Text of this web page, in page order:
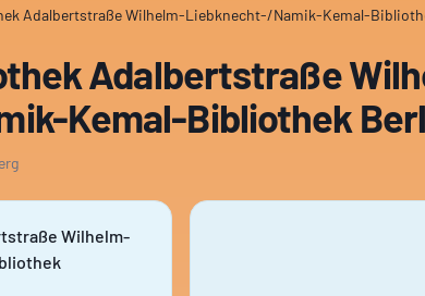
Adalbertstraße Wilhelm-Liebknecht-/Namik-Kemal-
Adalbertstraße
Kemal-Bibliothek
Wilhelm-